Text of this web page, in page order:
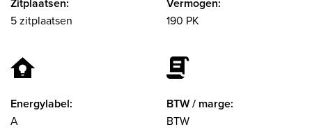
5 zitplaatsen 190 PK
Energylabel:
A
BTW / marge:
BTW